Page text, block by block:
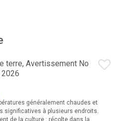
terre, Avertissement No
2026
généralement chaudes et
significatives à plusieurs endroits.
de la culture : récolte dans la